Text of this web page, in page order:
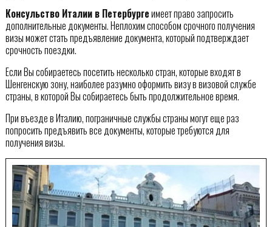
Консульство Италии в Петербургеимеет право запросить
дополнительные документы. Неплохим способом срочного получения
визы может стать предъявление документа, который подтверждает
срочность поездки.
Если Вы собираетесь посетить несколько стран, которые входят в
Шенгенскую зону, наиболее разумно оформить визу в визовой службе
страны, в которой Вы собираетесь быть продолжительное время.
При въезде в Италию, пограничные службы страны могут еще раз
попросить предъявить все документы, которые требуются для
получения визы.